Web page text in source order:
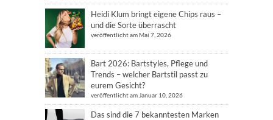
Heidi Klum bringt eigene Chips raus –
und die Sorte überrascht
veröffentlicht am Mai 7, 2026
Bart 2026: Bartstyles, Pflege und
Trends – welcher Bartstil passt zu
eurem Gesicht?
veröffentlicht am Januar 10, 2026
Das sind die 7 bekanntesten Marken